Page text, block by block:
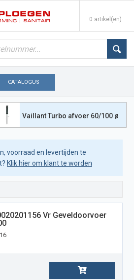
0 artikel(en)
CATALOGUS
Vaillant Turbo afvoer 60/100 ø
voorraad en levertijden te
Klik hier om klant te worden
Vr Geveldoorvoer